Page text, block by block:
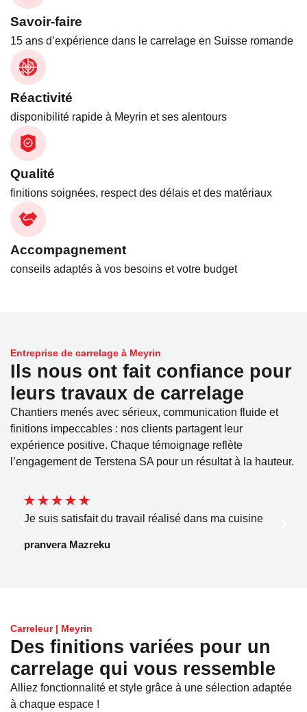
Savoir-faire
15 ans d’expérience dans le carrelage en Suisse romande
Réactivité
disponibilité rapide à Meyrin et ses alentours
Qualité
finitions soignées, respect des délais et des matériaux
Accompagnement
conseils adaptés à vos besoins et votre budget
Entreprise de carrelage à Meyrin
Ils nous ont fait confiance pour
leurs travaux de carrelage
Chantiers menés avec sérieux, communication fluide et
finitions impeccables : nos clients partagent leur
expérience positive. Chaque témoignage reflète
l’engagement de Terstena SA pour un résultat à la hauteur.
Je suis satisfait du travail réalisé dans ma cuisine
pranvera Mazreku
Carreleur | Meyrin
Des finitions variées pour un
carrelage qui vous ressemble
Alliez fonctionnalité et style grâce à une sélection adaptée
à chaque espace !